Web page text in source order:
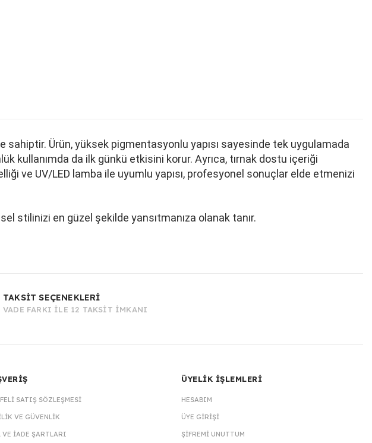
sahiptir. Ürün, yüksek pigmentasyonlu yapısı sayesinde tek uygulamada
kullanımda da ilk günkü etkisini korur. Ayrıca, tırnak dostu içeriği
ve UV/LED lamba ile uyumlu yapısı, profesyonel sonuçlar elde etmenizi
stilinizi en güzel şekilde yansıtmanıza olanak tanır.
TAKSİT SEÇENEKLERİ
VADE FARKI İLE 12 TAKSİT İMKANI
SATIŞ SÖZLEŞMESI
VE GÜVENLIK
VE İADE ŞARTLARI
ÜYELİK İŞLEMLERİ
HESABIM
ÜYE GIRIŞI
ŞIFREMI UNUTTUM